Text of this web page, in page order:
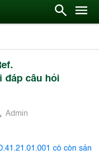
đáp câu hỏi
Admin
có còn sản